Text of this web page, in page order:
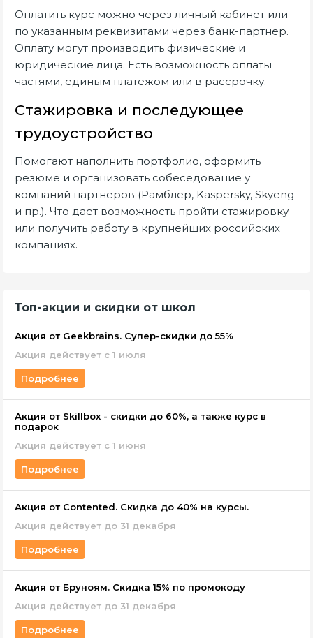
Оплатить курс можно через личный кабинет или
по указанным реквизитами через банк-партнер.
Оплату могут производить физические и
юридические лица. Есть возможность оплаты
частями, единым платежом или в рассрочку.
Стажировка и последующее
трудоустройство
Помогают наполнить портфолио, оформить
резюме и организовать собеседование у
компаний партнеров (Рамблер, Kaspersky, Skyeng
и пр.). Что дает возможность пройти стажировку
или получить работу в крупнейших российских
компаниях.
Топ-акции и скидки от школ
Акция от Geekbrains. Супер-скидки до 55%
Акция действует с 1 июля
Подробнее
Акция от Skillbox - скидки до 60%, а также курс в
подарок
Акция действует c 1 июня
Подробнее
Акция от Contented. Скидка до 40% на курсы.
Акция действует до 31 декабря
Подробнее
Акция от Бруноям. Скидка 15% по промокоду
Акция действует до 31 декабря
Подробнее